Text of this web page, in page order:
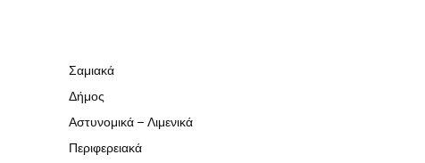
Σαμιακά
Δήμος
Αστυνομικά – Λιμενικά
Περιφερειακά